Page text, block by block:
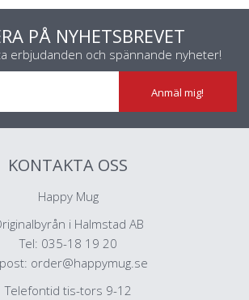
PÅ NYHETSBREVET
erbjudanden och spännande nyheter!
Anmäl mig!
KONTAKTA OSS
Happy Mug
i Halmstad AB
Tel: 035-18 19 20
order@happymug.se
Telefontid tis-tors 9-12